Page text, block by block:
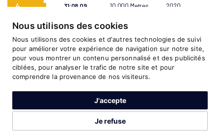
Nous utilisons des cookies
Nous utilisons des cookies et d'autres technologies de suivi
pour améliorer votre expérience de navigation sur notre site,
pour vous montrer un contenu personnalisé et des publicités
ciblées, pour analyser le trafic de notre site et pour
comprendre la provenance de nos visiteurs.
J'accepte
Je refuse
4 31:08.09 10,000 Metres 2020
5 Half Marathon 2023
PROFIL COMPLETE SUR